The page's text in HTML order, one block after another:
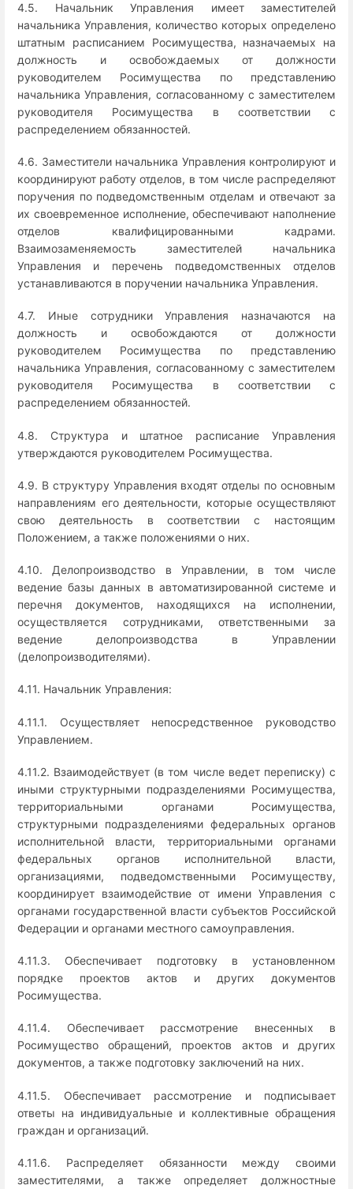
4.5. Начальник Управления имеет заместителей
начальника Управления, количество которых определено
штатным расписанием Росимущества, назначаемых на
должность и освобождаемых от должности
руководителем Росимущества по представлению
начальника Управления, согласованному с заместителем
руководителя Росимущества в соответствии с
распределением обязанностей.
4.6. Заместители начальника Управления контролируют и
координируют работу отделов, в том числе распределяют
поручения по подведомственным отделам и отвечают за
их своевременное исполнение, обеспечивают наполнение
отделов квалифицированными кадрами.
Взаимозаменяемость заместителей начальника
Управления и перечень подведомственных отделов
устанавливаются в поручении начальника Управления.
4.7. Иные сотрудники Управления назначаются на
должность и освобождаются от должности
руководителем Росимущества по представлению
начальника Управления, согласованному с заместителем
руководителя Росимущества в соответствии с
распределением обязанностей.
4.8. Структура и штатное расписание Управления
утверждаются руководителем Росимущества.
4.9. В структуру Управления входят отделы по основным
направлениям его деятельности, которые осуществляют
свою деятельность в соответствии с настоящим
Положением, а также положениями о них.
4.10. Делопроизводство в Управлении, в том числе
ведение базы данных в автоматизированной системе и
перечня документов, находящихся на исполнении,
осуществляется сотрудниками, ответственными за
ведение делопроизводства в Управлении
(делопроизводителями).
4.11. Начальник Управления:
4.11.1. Осуществляет непосредственное руководство
Управлением.
4.11.2. Взаимодействует (в том числе ведет переписку) с
иными структурными подразделениями Росимущества,
территориальными органами Росимущества,
структурными подразделениями федеральных органов
исполнительной власти, территориальными органами
федеральных органов исполнительной власти,
организациями, подведомственными Росимуществу,
координирует взаимодействие от имени Управления с
органами государственной власти субъектов Российской
Федерации и органами местного самоуправления.
4.11.3. Обеспечивает подготовку в установленном
порядке проектов актов и других документов
Росимущества.
4.11.4. Обеспечивает рассмотрение внесенных в
Росимущество обращений, проектов актов и других
документов, а также подготовку заключений на них.
4.11.5. Обеспечивает рассмотрение и подписывает
ответы на индивидуальные и коллективные обращения
граждан и организаций.
4.11.6. Распределяет обязанности между своими
заместителями, а также определяет должностные